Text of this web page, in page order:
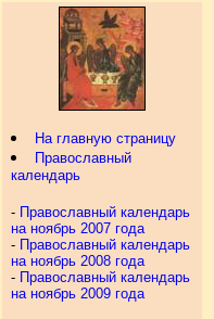
На главную страницу
Православный
календарь
- Православный календарь
на ноябрь 2007 года
- Православный календарь
на ноябрь 2008 года
- Православный календарь
на ноябрь 2009 года